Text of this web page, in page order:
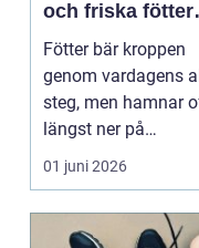
och friska fötter
året runt
Fötter bär kroppen
genom vardagens
steg, men hamnar
längst ner på
prioriteringslistan.
Mån...
01 juni 2026